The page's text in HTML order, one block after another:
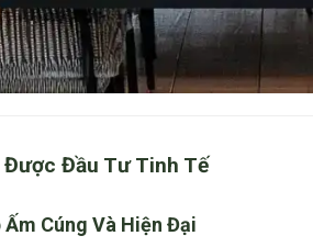
Đầu Tư Tinh Tế
Cúng Và Hiện Đại